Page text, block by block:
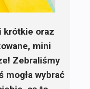
krótkie oraz
mini
Zebraliśmy
mogła wybrać